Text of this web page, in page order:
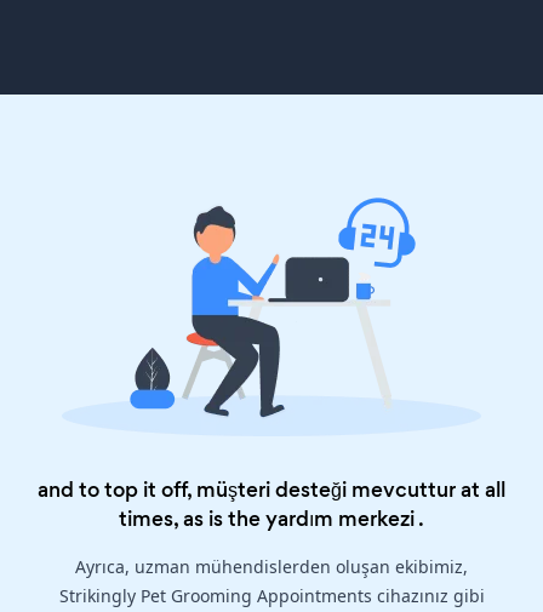
and to top it off, müşteri desteği mevcuttur at all
times, as is theyardım merkezi.
Ayrıca, uzman mühendislerden oluşan ekibimiz,
Strikingly Pet Grooming Appointments cihazınız gibi